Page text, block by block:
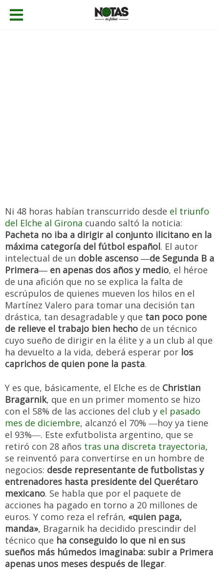
Ni 48 horas habían transcurrido desde el triunfo
del Elche al Girona cuando saltó la noticia:
Pacheta no iba a dirigir al conjunto ilicitano en la
máxima categoría del fútbol español. El autor
intelectual de un doble ascenso ―de Segunda B a
Primera― en apenas dos años y medio, el héroe
de una afición que no se explica la falta de
escrúpulos de quienes mueven los hilos en el
Martínez Valero para tomar una decisión tan
drástica, tan desagradable y que tan poco pone
de relieve el trabajo bien hecho de un técnico
cuyo sueño de dirigir en la élite y a un club al que
ha devuelto a la vida, deberá esperar por los
caprichos de quien pone la pasta.
Y es que, básicamente, el Elche es de Christian
Bragarnik, que en un primer momento se hizo
con el 58% de las acciones del club y el pasado
mes de diciembre, alcanzó el 70% ―hoy ya tiene
el 93%―. Este exfutbolista argentino, que se
retiró con 28 años tras una discreta trayectoria,
se reinventó para convertirse en un hombre de
negocios: desde representante de futbolistas y
entrenadores hasta presidente del Querétaro
mexicano. Se habla que por el paquete de
acciones ha pagado en torno a 20 millones de
euros. Y como reza el refrán, «quien paga,
manda», Bragarnik ha decidido prescindir del
técnico que ha conseguido lo que ni en sus
sueños más húmedos imaginaba: subir a Primera
apenas unos meses después de llegar.